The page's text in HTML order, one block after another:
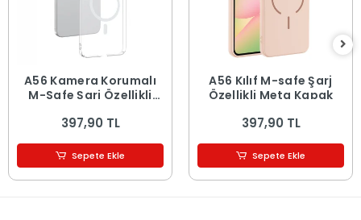
A56 Kamera Korumalı
M-Safe Şarj Özellikli
Kapak
397,90 TL
Sepete Ekle
A56 Kılıf M-safe Şarj
Özellikli Meta Kapak
397,90 TL
Sepete Ekle